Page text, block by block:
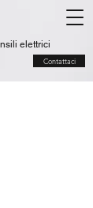
elettrici
Contattaci